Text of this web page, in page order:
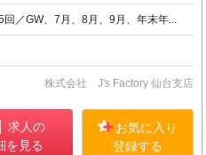
／GW、7月、8月、9月、年末年...
株式会社 J's Factory 仙台支店
求人の
を見る
お気に入り
登録する